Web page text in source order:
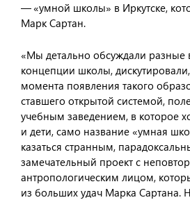
— «умной школы» в Иркутске,
Марк Сартан.
«Мы детально обсуждали разные
концепции школы,
момента появления такого
ставшего открытой системой,
учебным заведением, в которое
и дети, само название «умная
казаться странным,
замечательный проект с
антропологическим лицом,
из больших удач Марка Сартана.